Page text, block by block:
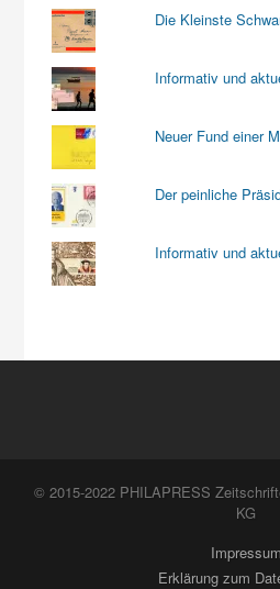
Die Kleinste
Informativ und
Neuer Fund einer
Der peinliche
Informativ und
© 2015-2022 PHILAPRESS
KG
Impressum
Erklärung zum